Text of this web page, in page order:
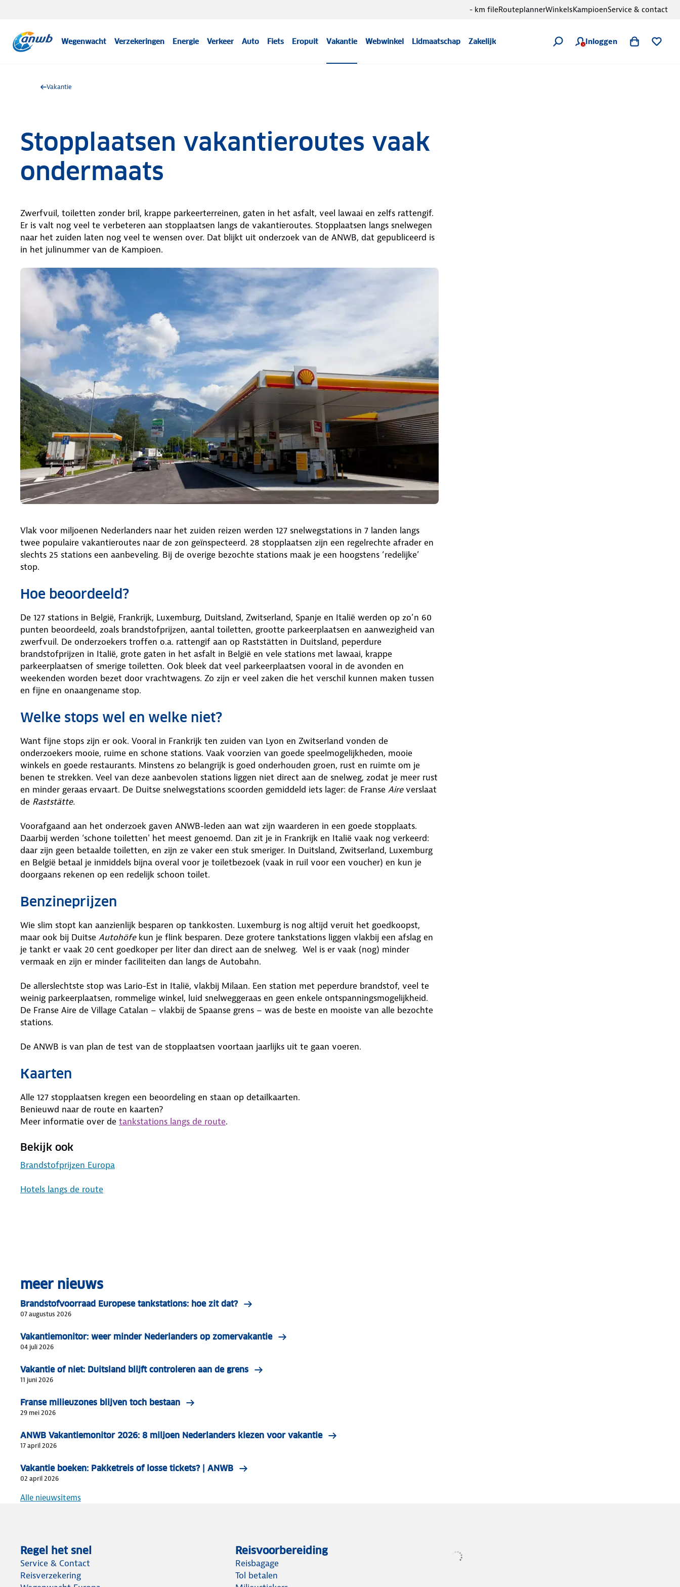
Wegenwacht Verzekeringen Energie Verkeer Auto Fiets Eropuit Vakantie Webwinkel Lidmaatschap Zakelijk Inloggen
- km fileRouteplannerWinkelsKampioenService & contact
Vakantie
Stopplaatsen vakantieroutes vaak
ondermaats
Zwerfvuil, toiletten zonder bril, krappe parkeerterreinen, gaten in het asfalt, veel lawaai en zelfs rattengif.
Er is valt nog veel te verbeteren aan stopplaatsen langs de vakantieroutes. Stopplaatsen langs snelwegen
naar het zuiden laten nog veel te wensen over. Dat blijkt uit onderzoek van de ANWB, dat gepubliceerd is
in het julinummer van de Kampioen.
Vlak voor miljoenen Nederlanders naar het zuiden reizen werden 127 snelwegstations in 7 landen langs
twee populaire vakantieroutes naar de zon geïnspecteerd. 28 stopplaatsen zijn een regelrechte afrader en
slechts 25 stations een aanbeveling. Bij de overige bezochte stations maak je een hoogstens ‘redelijke’
stop.
Hoe beoordeeld?
De 127 stations in België, Frankrijk, Luxemburg, Duitsland, Zwitserland, Spanje en Italië werden op zo’n 60
punten beoordeeld, zoals brandstofprijzen, aantal toiletten, grootte parkeerplaatsen en aanwezigheid van
zwerfvuil. De onderzoekers troffen o.a. rattengif aan op Raststätten in Duitsland, peperdure
brandstofprijzen in Italië, grote gaten in het asfalt in België en vele stations met lawaai, krappe
parkeerplaatsen of smerige toiletten. Ook bleek dat veel parkeerplaatsen vooral in de avonden en
weekenden worden bezet door vrachtwagens. Zo zijn er veel zaken die het verschil kunnen maken tussen
en fijne en onaangename stop.
Welke stops wel en welke niet?
Want fijne stops zijn er ook. Vooral in Frankrijk ten zuiden van Lyon en Zwitserland vonden de
onderzoekers mooie, ruime en schone stations. Vaak voorzien van goede speelmogelijkheden, mooie
winkels en goede restaurants. Minstens zo belangrijk is goed onderhouden groen, rust en ruimte om je
benen te strekken. Veel van deze aanbevolen stations liggen niet direct aan de snelweg, zodat je meer rust
en minder geraas ervaart. De Duitse snelwegstations scoorden gemiddeld iets lager: de Franse Aireverslaat
de Raststätte.
Voorafgaand aan het onderzoek gaven ANWB-leden aan wat zijn waarderen in een goede stopplaats.
Daarbij werden ‘schone toiletten' het meest genoemd. Dan zit je in Frankrijk en Italië vaak nog verkeerd:
daar zijn geen betaalde toiletten, en zijn ze vaker een stuk smeriger. In Duitsland, Zwitserland, Luxemburg
en België betaal je inmiddels bijna overal voor je toiletbezoek (vaak in ruil voor een voucher) en kun je
doorgaans rekenen op een redelijk schoon toilet.
Benzineprijzen
Wie slim stopt kan aanzienlijk besparen op tankkosten. Luxemburg is nog altijd veruit het goedkoopst,
maar ook bij Duitse Autohöfekun je flink besparen. Deze grotere tankstations liggen vlakbij een afslag en
je tankt er vaak 20 cent goedkoper per liter dan direct aan de snelweg. Wel is er vaak (nog) minder
vermaak en zijn er minder faciliteiten dan langs de Autobahn.
De allerslechtste stop was Lario-Est in Italië, vlakbij Milaan. Een station met peperdure brandstof, veel te
weinig parkeerplaatsen, rommelige winkel, luid snelweggeraas en geen enkele ontspanningsmogelijkheid.
De Franse Aire de Village Catalan – vlakbij de Spaanse grens – was de beste en mooiste van alle bezochte
stations.
De ANWB is van plan de test van de stopplaatsen voortaan jaarlijks uit te gaan voeren.
Kaarten
Alle 127 stopplaatsen kregen een beoordeling en staan op detailkaarten.
Benieuwd naar de route en kaarten?
Meer informatie over de tankstations langs de route.
Bekijk ook
Brandstofprijzen Europa
Hotels langs de route
meer nieuws
Brandstofvoorraad Europese tankstations: hoe zit dat?
07 augustus 2026
Vakantiemonitor: weer minder Nederlanders op zomervakantie
04 juli 2026
Vakantie of niet: Duitsland blijft controleren aan de grens
11 juni 2026
Franse milieuzones blijven toch bestaan
29 mei 2026
ANWB Vakantiemonitor 2026: 8 miljoen Nederlanders kiezen voor vakantie
17 april 2026
Vakantie boeken: Pakketreis of losse tickets? | ANWB
02 april 2026
Alle nieuwsitems
Regel het snel
Service & Contact
Reisverzekering
Reisvoorbereiding
Reisbagage
Tol betalen